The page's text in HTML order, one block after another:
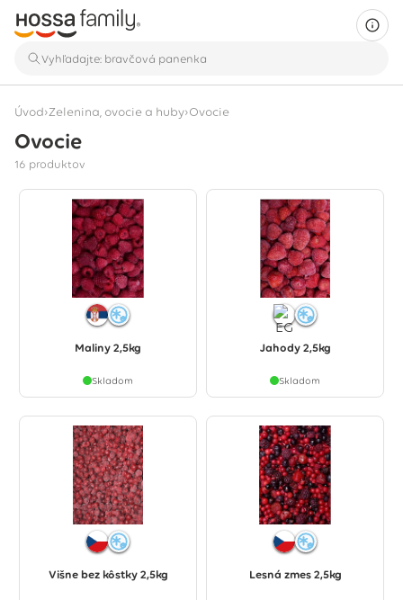
Úvod›Zelenina, ovocie a huby›Ovocie
Ovocie
16 produktov
Maliny 2,5kg
Skladom
Jahody 2,5kg
Skladom
Višne bez kôstky 2,5kg Lesná zmes 2,5kg